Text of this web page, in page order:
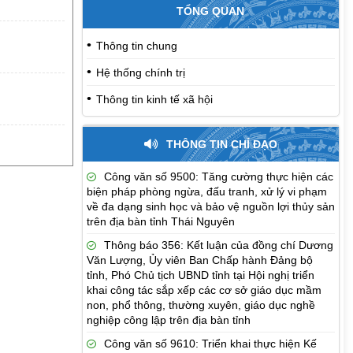
TỔNG QUAN
Thông tin chung
Hệ thống chính trị
Thông tin kinh tế xã hội
THÔNG TIN CHỈ ĐẠO
Công văn số 9500: Tăng cường thực hiện các
biện pháp phòng ngừa, đấu tranh, xử lý vi phạm
về đa dạng sinh học và bảo vệ nguồn lợi thủy sản
trên địa bàn tỉnh Thái Nguyên
Thông báo 356: Kết luận của đồng chí Dương
Văn Lượng, Ủy viên Ban Chấp hành Đảng bộ
tỉnh, Phó Chủ tịch UBND tỉnh tại Hội nghị triển
khai công tác sắp xếp các cơ sở giáo dục mầm
non, phổ thông, thường xuyên, giáo dục nghề
nghiệp công lập trên địa bàn tỉnh
Công văn số 9610: Triển khai thực hiện Kế